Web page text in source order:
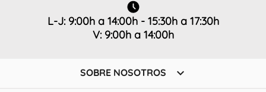
L-J: 9:00h a 14:00h - 15:30h a 17:30h
V: 9:00h a 14:00h
SOBRE NOSOTROS 